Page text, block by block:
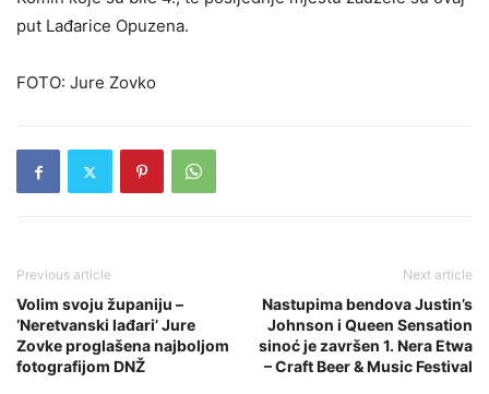
put Lađarice Opuzena.
FOTO: Jure Zovko
Previous article
Volim svoju županiju –
‘Neretvanski lađari’ Jure
Zovke proglašena najboljom
fotografijom DNŽ
Next article
Nastupima bendova Justin’s
Johnson i Queen Sensation
sinoć je završen 1. Nera Etwa
– Craft Beer & Music Festival